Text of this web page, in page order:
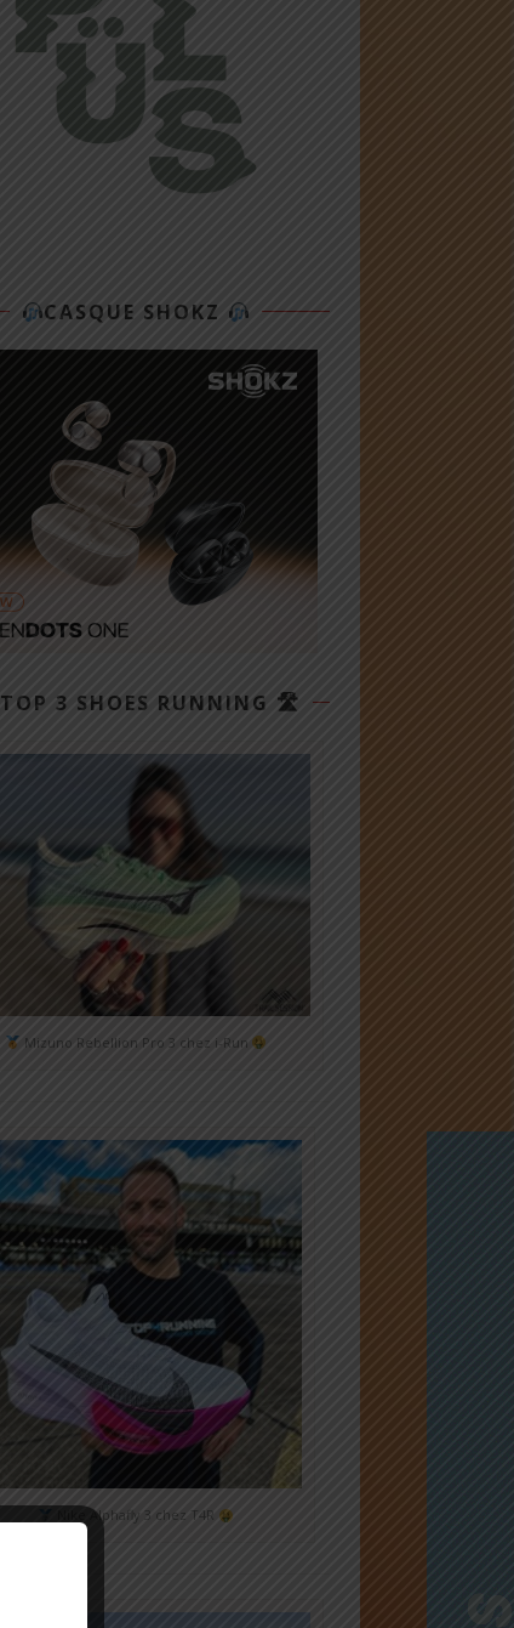
CASQUE SHOKZ
TOP 3 SHOES RUNNING 🛣
Mizuno Rebellion Pro 3 chez i-Run
Nike Alphafly 3 chez T4R